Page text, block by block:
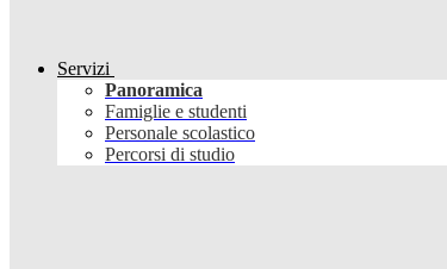
Servizi
Panoramica
Famiglie e studenti
Personale scolastico
Percorsi di studio